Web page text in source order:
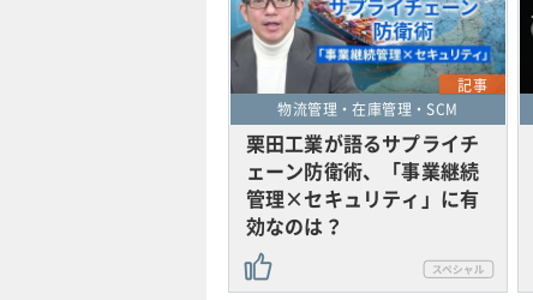
記事
物流管理・在庫管理・SCM
栗田工業が語るサプライチ
ェーン防衛術、「事業継続
管理×セキュリティ」に有
効なのは？